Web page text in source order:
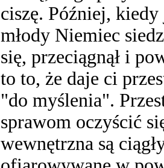
ciszę. Później,
młody Niemiec
się, przeciągnął i
to to, że daje ci
"do myślenia".
sprawom oczyścić
wewnętrzna są